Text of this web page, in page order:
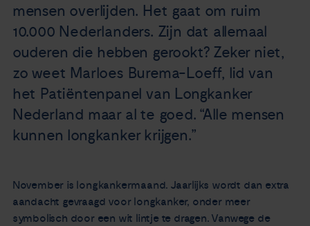
Agenda
Over ons
Zorgverleners
Contact
mensen overlijden. Het gaat om ruim
10.000 Nederlanders. Zijn dat allemaal
ouderen die hebben gerookt? Zeker niet,
zo weet Marloes Burema-Loeff, lid van
het Patiëntenpanel van Longkanker
Nederland maar al te goed. “Alle mensen
kunnen longkanker krijgen.”
November is longkankermaand. Jaarlijks wordt dan extra
aandacht gevraagd voor longkanker, onder meer
symbolisch door een wit lintje te dragen. Vanwege de